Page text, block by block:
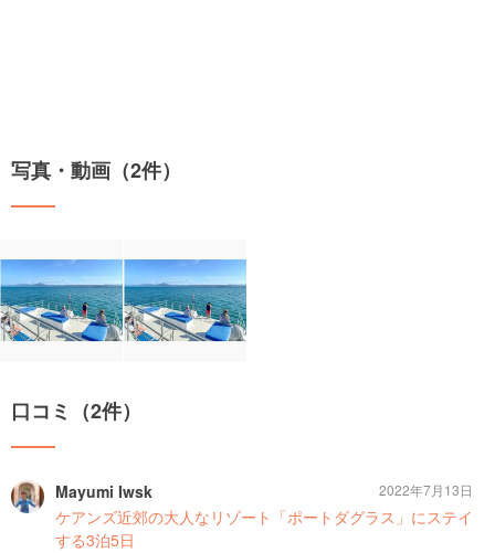
写真・動画（2件）
口コミ（2件）
Mayumi Iwsk
ケアンズ近郊の大人なリゾート「ポートダグラス」にステイ
する3泊5日
2022年7月13日